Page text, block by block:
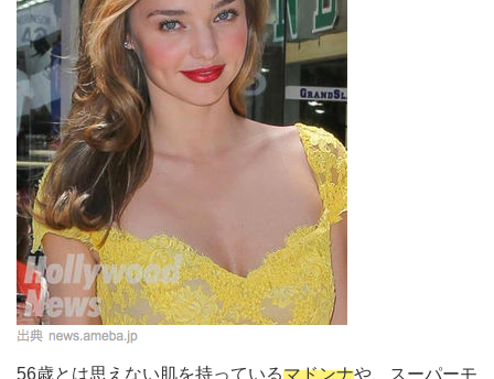
56歳とは思えない肌を持っているマドンナや、スーパーモ